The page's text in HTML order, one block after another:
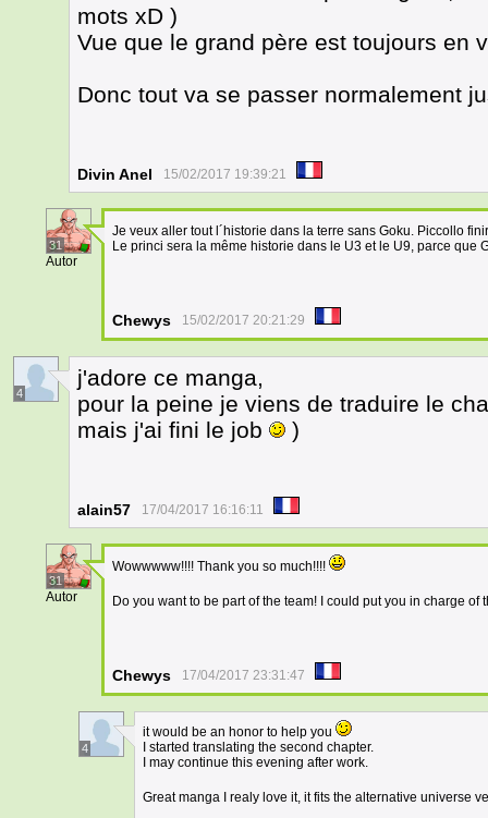
mots xD )
Vue que le grand père est toujours en
Donc tout va se passer normalement
Divin Anel 15/02/2017 19:39:21
31
Autor
Je veux aller tout l´historie dans la terre sans Goku. Piccollo
Le princi sera la même historie dans le U3 et le U9, parce que
Chewys 15/02/2017 20:21:29
4
j'adore ce manga,
pour la peine je viens de traduire le
mais j'ai fini le job
)
alain57 17/04/2017 16:16:11
31
Autor
Wowwwww!!!! Thank you so much!!!!
Do you want to be part of the team! I could put you in charge
Chewys 17/04/2017 23:31:47
4
it would be an honor to help you
I started translating the second chapter.
I may continue this evening after work.
Great manga I realy love it, it fits the alternative universe